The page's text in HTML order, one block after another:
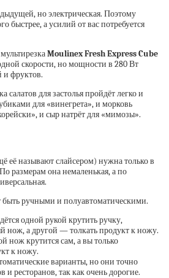
но электрическая. Поэтому
быстрее, а усилий от вас потребуется
Moulinex Fresh Express Cube
скорости, но мощности в 280 Вт
и фруктов.
салатов для застолья пройдёт легко и
для «винегрета», и морковь
и сыр натрёт для «мимозы».
её называют слайсером) нужна только в
размерам она немаленькая, а по
ручными и полуавтоматическими.
одной рукой крутить ручку,
нож, а другой — толкать продукт к ножу.
нож крутится сам, а вы только
к ножу.
варианты, но они точно
и ресторанов, так как очень дорогие.